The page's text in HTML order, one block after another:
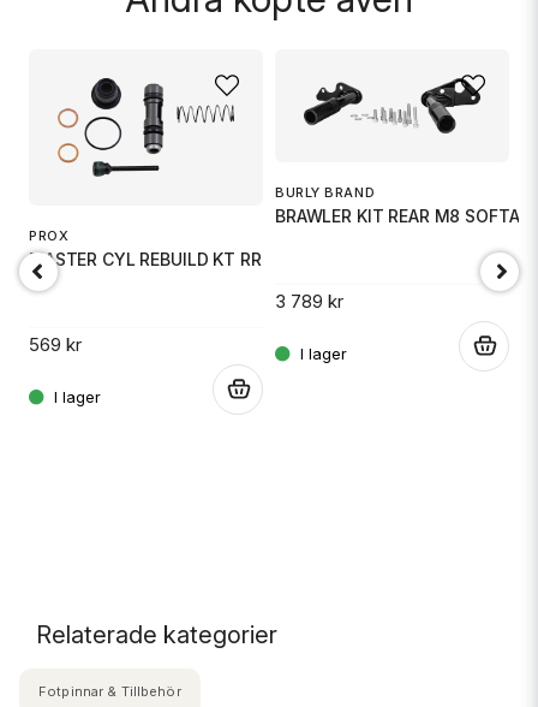
PROX
MASTER CYL REBUILD KT RR
569 kr
BURLY BRAND
BRAWLER KIT REAR M8 SOFTAIL
3 789 kr
Relaterade kategorier
Fotpinnar & Tillbehör